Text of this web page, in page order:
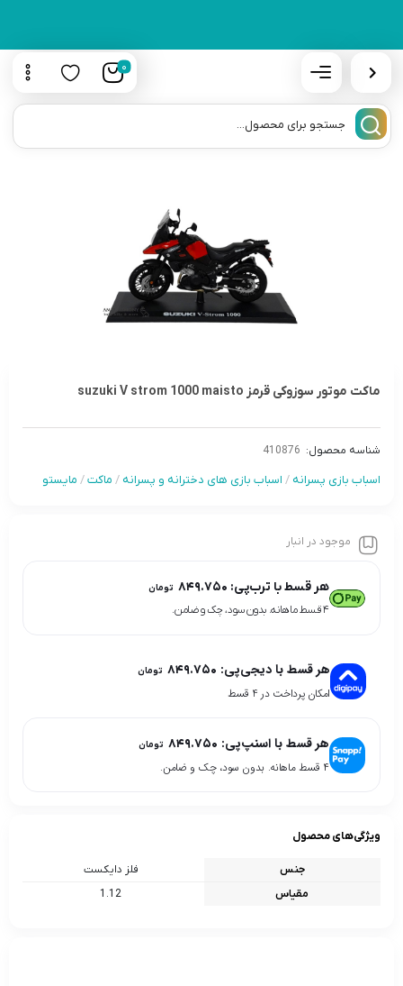
0
ماکت موتور سوزوکی قرمز suzuki V strom 1000 maisto
شناسه محصول: 410876
اسباب بازی پسرانه / اسباب بازی های دخترانه و پسرانه / ماکت/ مایستو
موجود در انبار
هر قسط با ترب‌پی: ۸۴۹.۷۵۰ تومان
۴ قسط ماهانه. بدون سود، چک و ضامن.
هر قسط با دیجی‌پی: ۸۴۹.۷۵۰ تومان
امکان پرداخت در 4 قسط
هر قسط با اسنپ‌پی: ۸۴۹.۷۵۰ تومان
۴ قسط ماهانه. بدون سود، چک و ضامن.
ویژگی‌های محصول
جنس
فلز دایکست
مقیاس
1.12